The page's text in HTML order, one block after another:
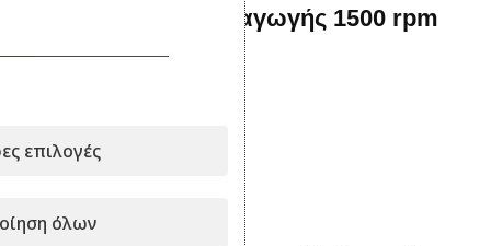
αυτόματο πίνακα μεταγωγής 1500 rpm
Προσθήκη στο καλάθι
επιλογές
όλων